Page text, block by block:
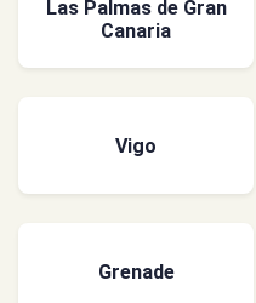
Las Palmas de Gran
Canaria
Vigo
Grenade